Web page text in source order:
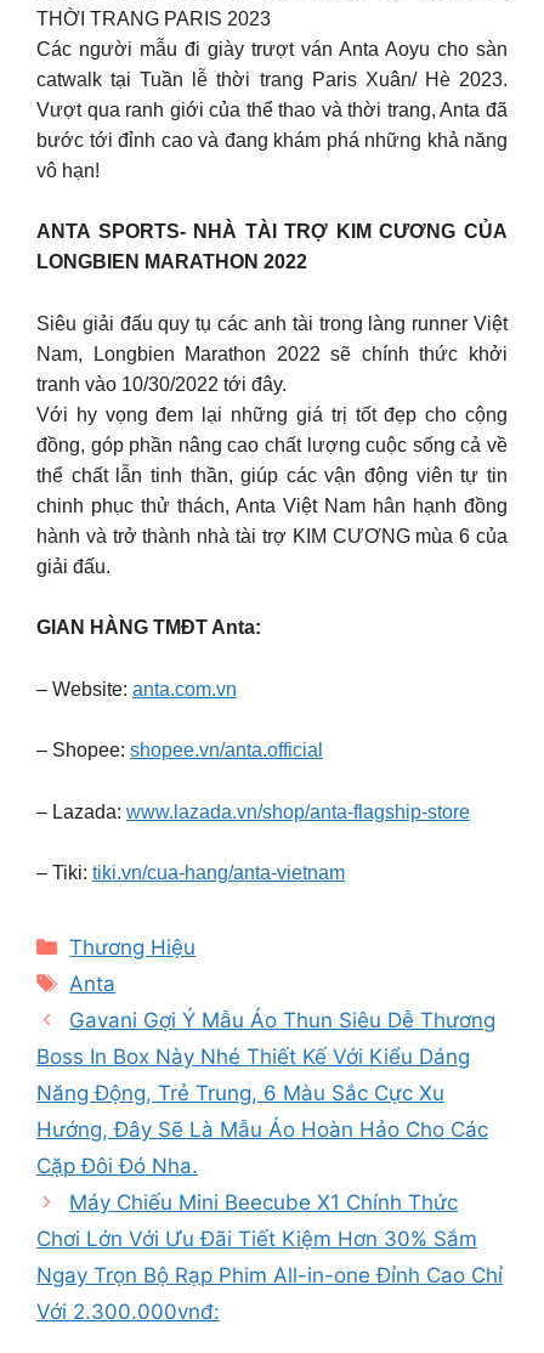
THỜI TRANG PARIS 2023
Các người mẫu đi giày trượt ván Anta Aoyu cho sàn
catwalk tại Tuần lễ thời trang Paris Xuân/ Hè 2023.
Vượt qua ranh giới của thể thao và thời trang, Anta đã
bước tới đỉnh cao và đang khám phá những khả năng
vô hạn!
ANTA SPORTS- NHÀ TÀI TRỢ KIM CƯƠNG CỦA
LONGBIEN MARATHON 2022
Siêu giải đấu quy tụ các anh tài trong làng runner Việt
Nam, Longbien Marathon 2022 sẽ chính thức khởi
tranh vào 10/30/2022 tới đây.
Với hy vọng đem lại những giá trị tốt đẹp cho cộng
đồng, góp phần nâng cao chất lượng cuộc sống cả về
thể chất lẫn tinh thần, giúp các vận động viên tự tin
chinh phục thử thách, Anta Việt Nam hân hạnh đồng
hành và trở thành nhà tài trợ KIM CƯƠNG mùa 6 của
giải đấu.
GIAN HÀNG TMĐT Anta:
– Website: anta.com.vn
– Shopee: shopee.vn/anta.official
– Lazada: www.lazada.vn/shop/anta-flagship-store
– Tiki: tiki.vn/cua-hang/anta-vietnam
Categories
Thương Hiệu
Tags
Anta
Gavani Gợi Ý Mẫu Áo Thun Siêu Dễ Thương
Boss In Box Này Nhé Thiết Kế Với Kiểu Dáng
Năng Động, Trẻ Trung, 6 Màu Sắc Cực Xu
Hướng, Đây Sẽ Là Mẫu Áo Hoàn Hảo Cho Các
Cặp Đôi Đó Nha.
Máy Chiếu Mini Beecube X1 Chính Thức
Chơi Lớn Với Ưu Đãi Tiết Kiệm Hơn 30% Sắm
Ngay Trọn Bộ Rạp Phim All-in-one Đỉnh Cao Chỉ
Với 2.300.000vnđ: